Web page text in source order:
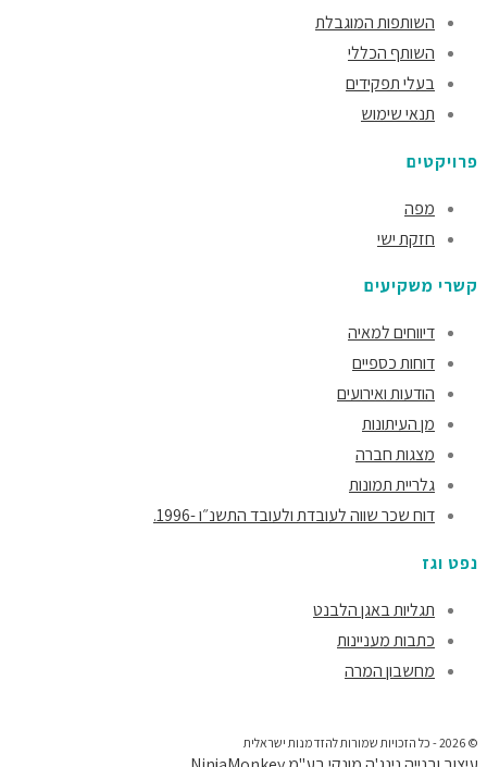
השותפות המוגבלת
השותף הכללי
בעלי תפקידים
תנאי שימוש
פרויקטים
מפה
חזקת ישי
קשרי משקיעים
דיווחים למאיה
דוחות כספיים
הודעות ואירועים
מן העיתונות
מצגות חברה
גלריית תמונות
דוח שכר שווה לעובדת ולעובד התשנ״ו -1996.
נפט וגז
תגליות באגן הלבנט
כתבות מעניינות
מחשבון המרה
© 2026 - כל הזכויות שמורות להזדמנות ישראלית